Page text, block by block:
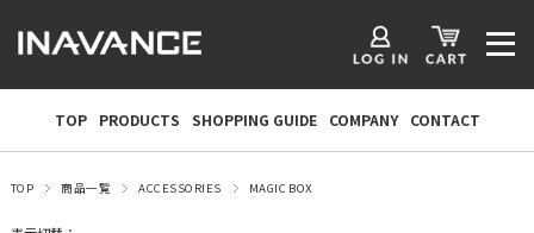
TOP PRODUCTS SHOPPING GUIDE COMPANY CONTACT
TOP 商品一覧 ACCESSORIES MAGIC BOX